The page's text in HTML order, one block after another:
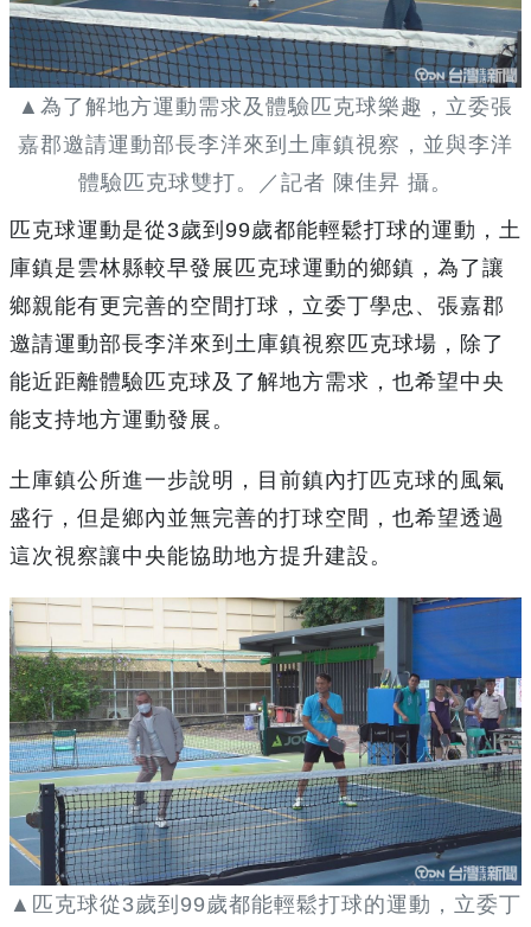
▲為了解地方運動需求及體驗匹克球樂趣，立委張
嘉郡邀請運動部長李洋來到土庫鎮視察，並與李洋
體驗匹克球雙打。／記者 陳佳昇 攝。
匹克球運動是從3歲到99歲都能輕鬆打球的運動，土
庫鎮是雲林縣較早發展匹克球運動的鄉鎮，為了讓
鄉親能有更完善的空間打球，立委丁學忠、張嘉郡
邀請運動部長李洋來到土庫鎮視察匹克球場，除了
能近距離體驗匹克球及了解地方需求，也希望中央
能支持地方運動發展。
土庫鎮公所進一步說明，目前鎮內打匹克球的風氣
盛行，但是鄉內並無完善的打球空間，也希望透過
這次視察讓中央能協助地方提升建設。
▲匹克球從3歲到99歲都能輕鬆打球的運動，立委丁